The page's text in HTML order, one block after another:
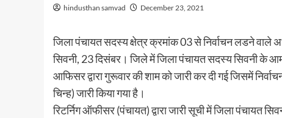
hindusthan samvad December 23, 2021
जिला पंचायत सदस्य क्षेत्र क्रमांक 03 से निर्वाचन लडने वाले
सिवनी, 23 दिसंबर। जिले में जिला पंचायत सदस्य सिवनी के आम
आफिसर द्वारा गुरूवार की शाम को जारी कर दी गई जिसमें
चिन्ह) जारी किया गया है।
रिटर्निग ऑफीसर (पंचायत) द्वारा जारी सूची में जिला पंचायत